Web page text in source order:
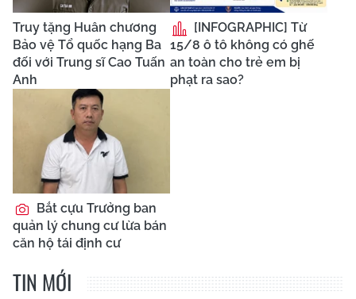
Truy tặng Huân chương
Bảo vệ Tổ quốc hạng Ba
đối với Trung sĩ Cao Tuấn
Anh
[INFOGRAPHIC] Từ
15/8 ô tô không có ghế
an toàn cho trẻ em bị
phạt ra sao?
Bắt cựu Trưởng ban
quản lý chung cư lừa bán
căn hộ tái định cư
TIN MỚI